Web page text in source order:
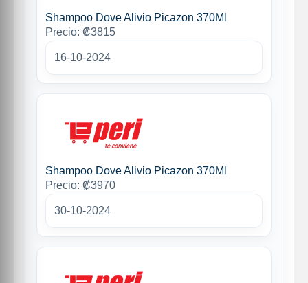
Shampoo Dove Alivio Picazon 370Ml
Precio: ₡3815
16-10-2024
Shampoo Dove Alivio Picazon 370Ml
Precio: ₡3970
30-10-2024